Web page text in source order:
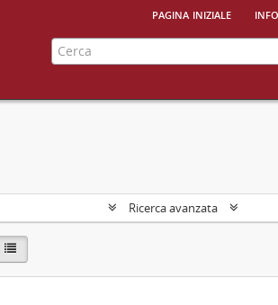
pagina iniziale
Ricerca avanzata